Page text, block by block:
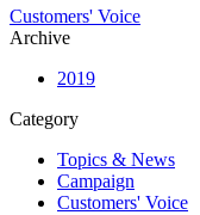
Customers' Voice
Archive
2019
Category
Topics & News
Campaign
Customers' Voice